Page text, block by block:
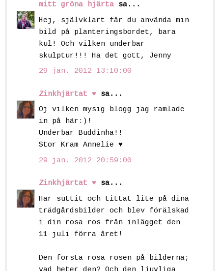
mitt gröna hjärta sa...
Hej, självklart får du använda min
bild på planteringsbordet, bara
kul! Och vilken underbar
skulptur!!! Ha det gott, Jenny
29 jan. 2012 13:10:00
Zinkhjärtat ♥ sa...
Oj vilken mysig blogg jag ramlade
in på här:)!
Underbar Buddinha!!
Stor Kram Annelie ♥
29 jan. 2012 20:59:00
Zinkhjärtat ♥ sa...
Har suttit och tittat lite på dina
trädgårdsbilder och blev förälskad
i din rosa ros från inlägget den
11 juli förra året!
Den första rosa rosen på bilderna;